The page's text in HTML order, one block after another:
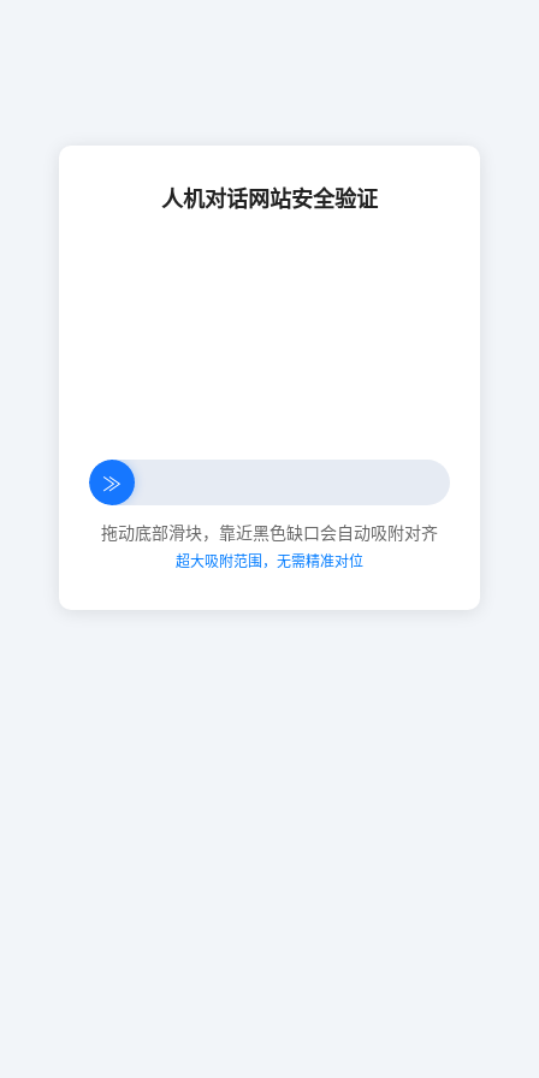
人机对话网站安全验证
≫
拖动底部滑块，靠近黑色缺口会自动吸附对齐
超大吸附范围，无需精准对位